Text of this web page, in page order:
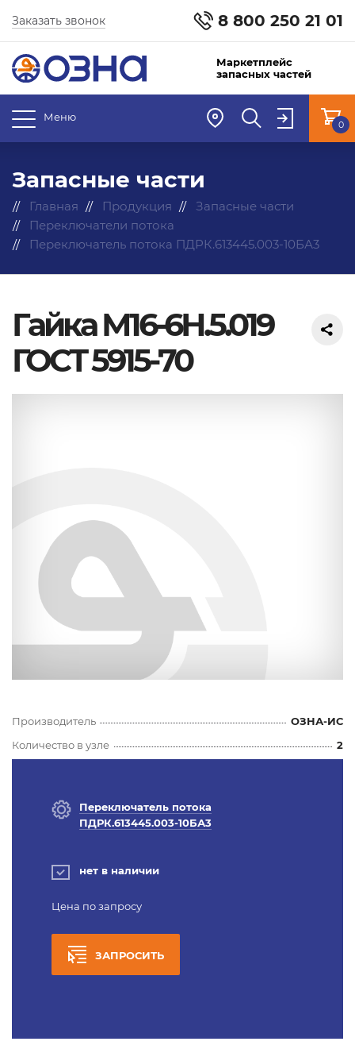
8 800 250 21 01
Заказать звонок
Маркетплейс
запасных частей
Меню
0
Запасные части
Главная Продукция
Запасные части
Переключатели потока
Переключатель потока ПДРК.613445.003-10БА3
Гайка М16-6Н.5.019
ГОСТ 5915-70
Производитель
ОЗНА-ИС
Количество в узле
2
Переключатель потока
ПДРК.613445.003-10БА3
нет в наличии
Цена по запросу
ЗАПРОСИТЬ